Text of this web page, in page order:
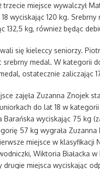
trzecie miejsce wywalczył
wyciskając 120 kg. Srebrny
132,5 kg, również będąc
się kieleccy seniorzy.
medal. W kategorii
ostatecznie zaliczając
zajęła Zuzanna Znojek
do lat 18 w
wyciskając 75 kg
57 kg wygrała Zuzanna
miejsce w klasyfikacji
Wiktoria Białacka
drugie miejsca wyciskając